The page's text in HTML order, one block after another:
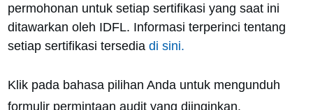
permohonan untuk setiap sertifikasi yang saat ini
ditawarkan oleh IDFL. Informasi terperinci tentang
setiap sertifikasi tersedia di sini.
Klik pada bahasa pilihan Anda untuk mengunduh
formulir permintaan audit yang diinginkan.